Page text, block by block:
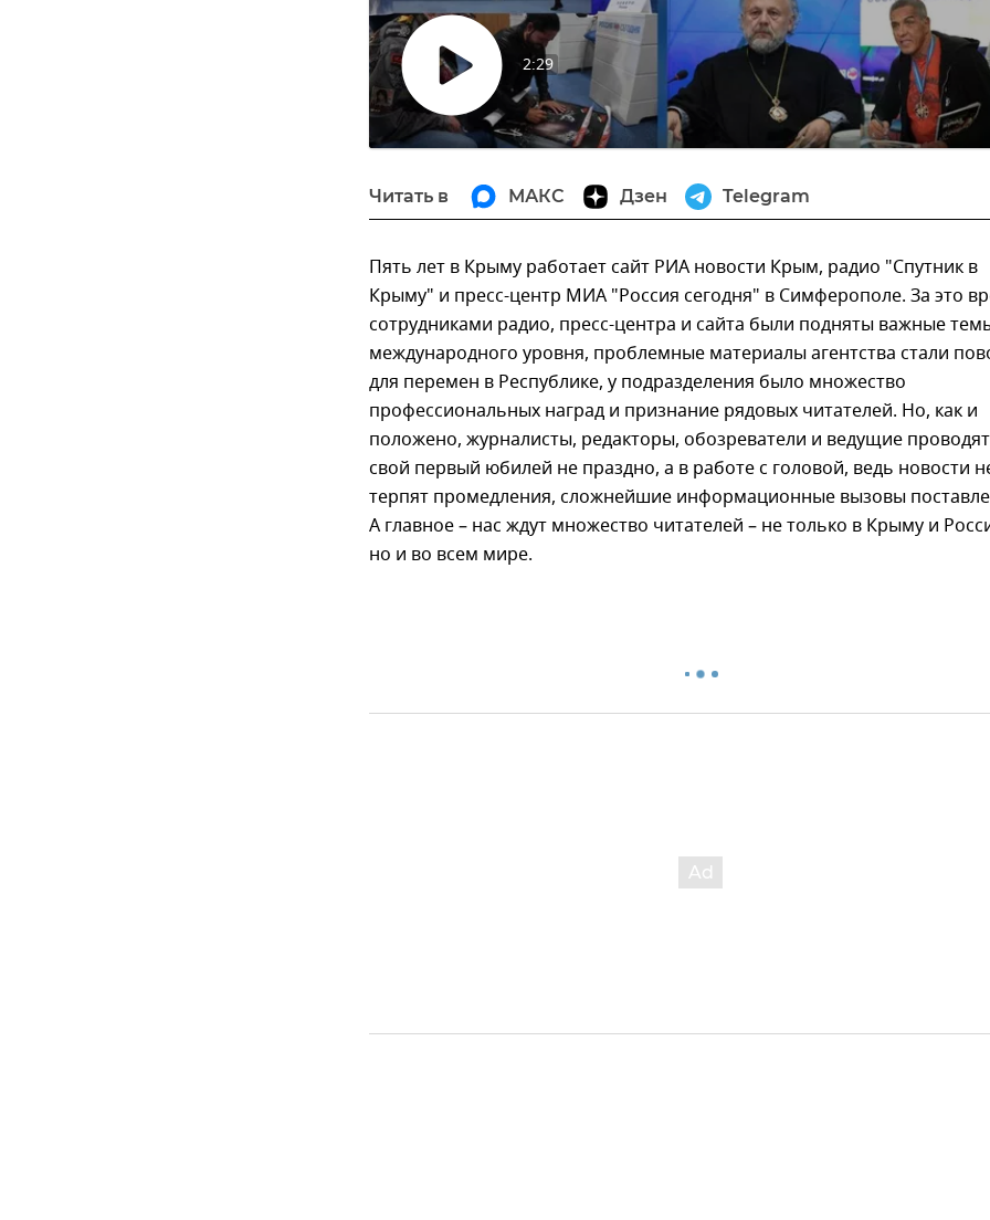
Воспроизвести
2:29
Читать в МАКС Дзен Telegram
Пять лет в Крыму работает сайт РИА новости Крым, радио "Спутник в
Крыму" и пресс-центр МИА "Россия сегодня" в Симферополе. За это
сотрудниками радио, пресс-центра и сайта были подняты важные
международного уровня, проблемные материалы агентства стали
для перемен в Республике, у подразделения было множество
профессиональных наград и признание рядовых читателей. Но, как и
положено, журналисты, редакторы, обозреватели и ведущие проводят
свой первый юбилей не праздно, а в работе с головой, ведь новости
терпят промедления, сложнейшие информационные вызовы
А главное – нас ждут множество читателей – не только в Крыму и
но и во всем мире.